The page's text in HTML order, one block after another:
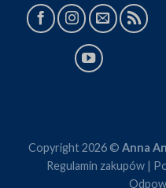
Copyright 2026 © Anna
Regulamin zakupów